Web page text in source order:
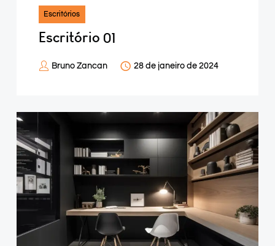
Escritórios
Escritório 01
Bruno Zancan 28 de janeiro de 2024